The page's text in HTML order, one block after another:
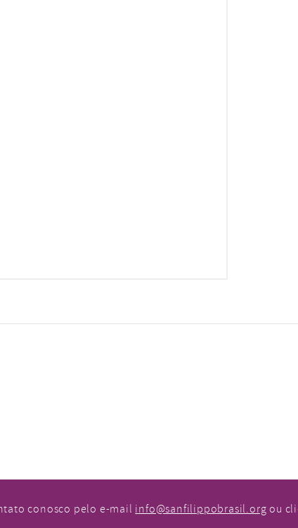
conosco pelo e-mail info@sanfilippobrasil.org ou